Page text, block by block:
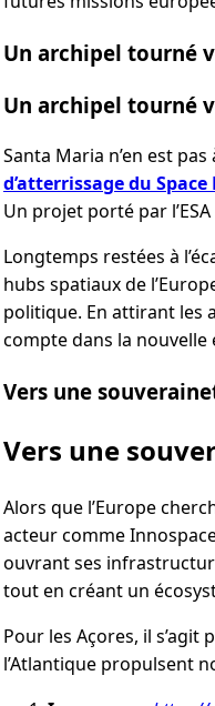
Un archipel tourné
Un archipel tourné
Santa Maria n’en est
d’atterrissage du Space
Un projet porté par
Longtemps restées à
hubs spatiaux de
politique. En attirant les
compte dans la nouvelle
Vers une
Vers une
Alors que l’Europe
acteur comme
ouvrant ses
tout en créant un
Pour les Açores, il
l’Atlantique propulsent